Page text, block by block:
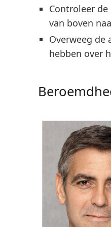
Controleer
van boven
Overweeg de
hebben over